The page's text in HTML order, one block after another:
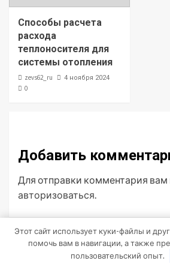
Способы расчета
расхода
теплоносителя для
системы отопления
zevs62_ru 4 ноября 2024
0
Добавить
Для отправки комментария
авторизоваться.
Поиск
Этот сайт использует куки-файлы и
помочь вам в навигации, а также
пользовательский опыт.